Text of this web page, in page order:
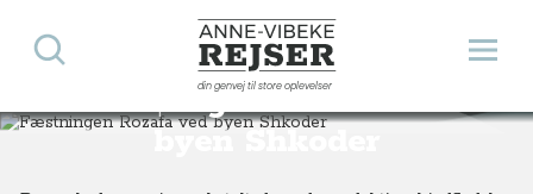
Anne-Vibeke Rejser
din genvej til store oplevelser
Åbn
Søg
Fæstningen Rozafa ved
byen Shkoder
Destinationer Europa Albanien Fæstningen Rozafa ved byen Shkoder, Albanien